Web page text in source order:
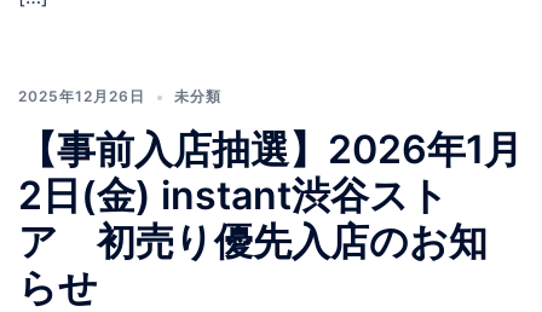
2025年12月26日 未分類
【事前入店抽選】2026年1月
2日(金) instant渋谷スト
ア 初売り優先入店のお知
らせ